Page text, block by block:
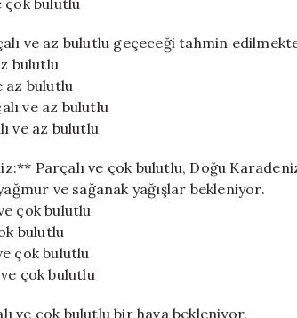
çok bulutlu
ve az bulutlu geçeceği tahmin
bulutlu
az bulutlu
ve az bulutlu
ve az bulutlu
Parçalı ve çok bulutlu, Doğu
ve sağanak yağışlar bekleniyor.
çok bulutlu
bulutlu
çok bulutlu
çok bulutlu
ve çok bulutlu bir hava bekleniyor.